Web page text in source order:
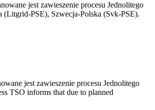
jest zawieszenie procesu Jednolitego
(Litgrid-PSE), Szwecja-Polska (Svk-PSE).
jest zawieszenie procesu Jednolitego
TSO informs that due to planned